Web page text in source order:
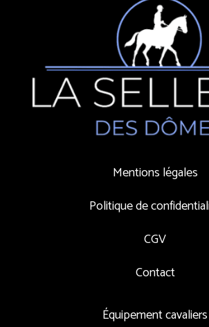
Mentions légales
Politique de
CGV
Contact
Équipement cavaliers